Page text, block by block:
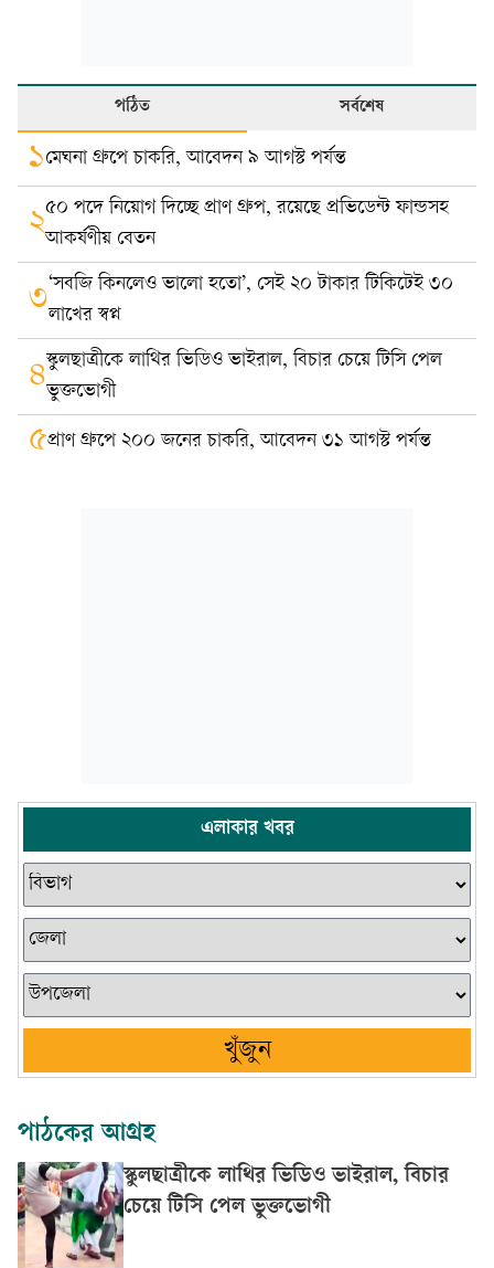
পঠিত সর্বশেষ
১মেঘনা গ্রুপে চাকরি, আবেদন ৯ আগস্ট পর্যন্ত
২৫০ পদে নিয়োগ দিচ্ছে প্রাণ গ্রুপ, রয়েছে প্রভিডেন্ট ফান্ডসহ
আকর্ষণীয় বেতন
৩‘সবজি কিনলেও ভালো হতো’, সেই ২০ টাকার টিকিটেই ৩০
লাখের স্বপ্ন
৪স্কুলছাত্রীকে লাথির ভিডিও ভাইরাল, বিচার চেয়ে টিসি পেল
ভুক্তভোগী
৫প্রাণ গ্রুপে ২০০ জনের চাকরি, আবেদন ৩১ আগস্ট পর্যন্ত
এলাকার খবর
খুঁজুন
পাঠকের আগ্রহ
স্কুলছাত্রীকে লাথির ভিডিও ভাইরাল, বিচার
চেয়ে টিসি পেল ভুক্তভোগী